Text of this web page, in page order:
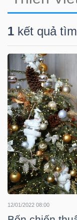
1 kết quả
12/01/2022 08:00
KHOÁN
DOANH
NGHIỆP
BẤT
ĐỘNG
SẢN
TÀI